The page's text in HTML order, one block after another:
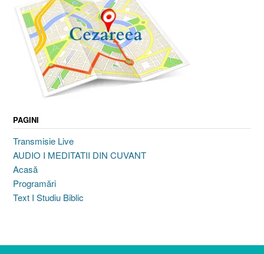
PAGINI
Transmisie Live
AUDIO I MEDITATII DIN CUVANT
Acasă
Programări
Text I Studiu Biblic